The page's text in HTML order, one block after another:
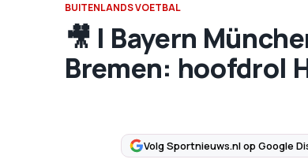
BUITENLANDS VOETBAL
🎥 | Bayern
Bremen: hoofdrol
Volg Sportnieuws.nl op Google